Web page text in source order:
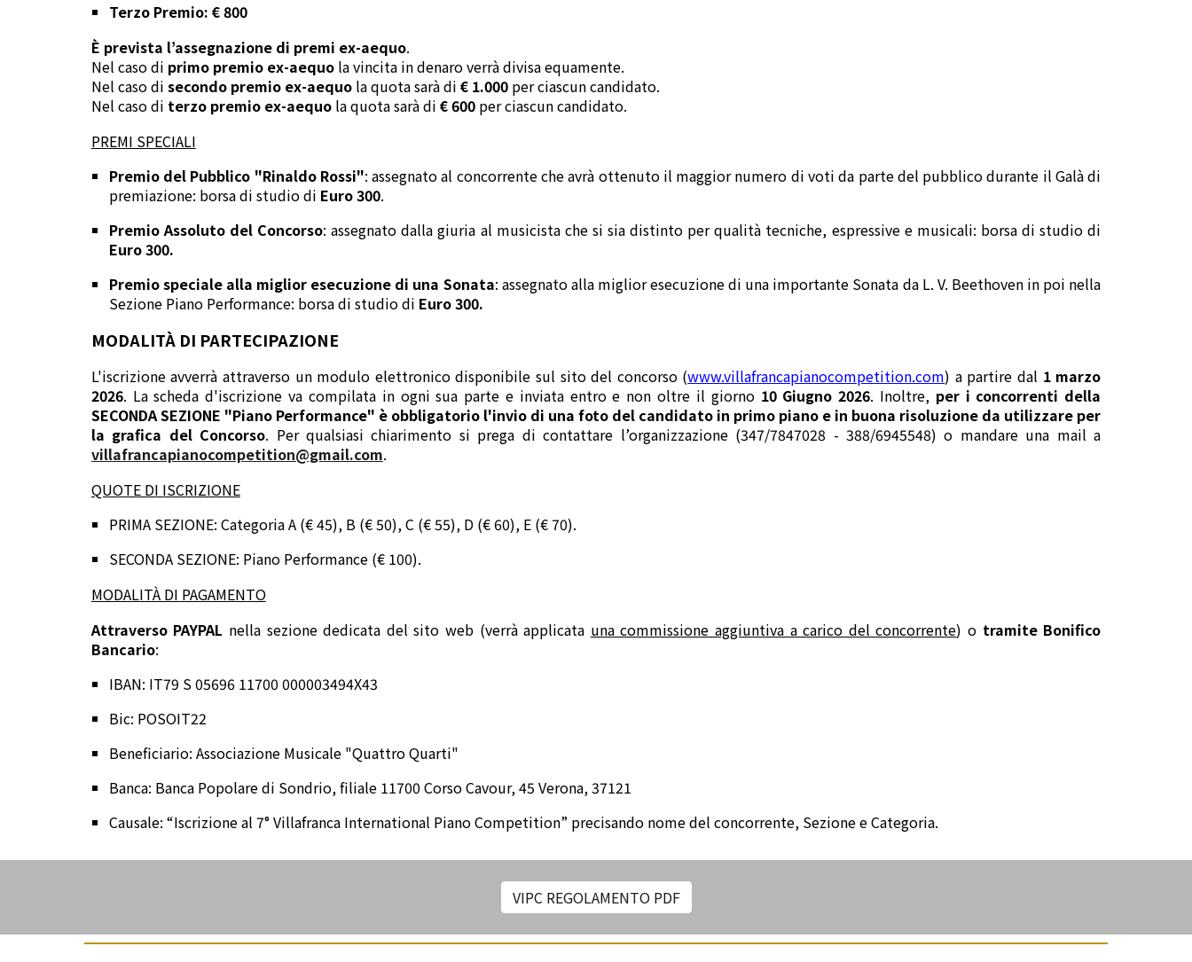
Terzo Premio: € 800
È prevista l’assegnazione di premi ex-aequo.
Nel caso di primo premio ex-aequola vincita in denaro verrà divisa equamente.
Nel caso di secondo premio ex-aequola quota sarà di € 1.000per ciascun candidato.
Nel caso di terzo premio ex-aequola quota sarà di € 600per ciascun candidato.
PREMI SPECIALI
Premio del Pubblico "Rinaldo Rossi": assegnato al concorrente che avrà ottenuto il maggior numero di voti da parte del pubblico durante il Galà di
premiazione: borsa di studio di Euro 300.
Premio Assoluto del Concorso: assegnato dalla giuria al musicista che si sia distinto per qualità tecniche, espressive e musicali: borsa di studio di
Euro 300.
Premio speciale alla miglior esecuzione di una Sonata: assegnato alla miglior esecuzione di una importante Sonata da L. V. Beethoven in poi nella
Sezione Piano Performance: borsa di studio di Euro 300.
MODALITÀ DI PARTECIPAZIONE
L'iscrizione avverrà attraverso un modulo elettronico disponibile sul sito del concorso (www.villafrancapianocompetition.com) a partire dal 1 marzo
2026. La scheda d'iscrizione va compilata in ogni sua parte e inviata entro e non oltre il giorno 10 Giugno 2026. Inoltre, per i concorrenti della
SECONDA SEZIONE "Piano Performance" è obbligatorio l'invio di una foto del candidato in primo piano e in buona risoluzione da utilizzare per
la grafica del Concorso. Per qualsiasi chiarimento si prega di contattare l’organizzazione (347/7847028 - 388/6945548) o mandare una mail a
villafrancapianocompetition@gmail.com.
QUOTE DI ISCRIZIONE
PRIMA SEZIONE: Categoria A (€ 45), B (€ 50), C (€ 55), D (€ 60), E (€ 70).
SECONDA SEZIONE: Piano Performance (€ 100).
MODALITÀ DI PAGAMENTO
Attraverso PAYPAL nella sezione dedicata del sito web (verrà applicata una commissione aggiuntiva a carico del concorrente) o tramite Bonifico
Bancario:
IBAN: IT79 S 05696 11700 000003494X43
Bic: POSOIT22
Beneficiario: Associazione Musicale "Quattro Quarti"
Banca: Banca Popolare di Sondrio, filiale 11700 Corso Cavour, 45 Verona, 37121
Causale: “Iscrizione al 7° Villafranca International Piano Competition” precisando nome del concorrente, Sezione e Categoria.
VIPC REGOLAMENTO PDF